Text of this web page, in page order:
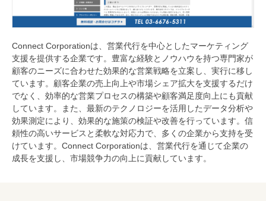
Connect Corporationは、営業代行を中心としたマーケティング
支援を提供する企業です。豊富な経験とノウハウを持つ専門家が
顧客のニーズに合わせた効果的な営業戦略を立案し、実行に移し
ています。顧客企業の売上向上や市場シェア拡大を支援するだけ
でなく、効率的な営業プロセスの構築や顧客満足度向上にも貢献
しています。また、最新のテクノロジーを活用したデータ分析や
効果測定により、効果的な施策の検証や改善を行っています。信
頼性の高いサービスと柔軟な対応力で、多くの企業から支持を受
けています。Connect Corporationは、営業代行を通じて企業の
成長を支援し、市場競争力の向上に貢献しています。